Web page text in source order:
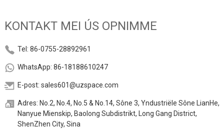
KONTAKT MEI ÚS OPNIMME
Tel: 86-0755-28892961
WhatsApp: 86-18188610247
E-post: sales601@uzspace.com
Adres: No.2, No.4, No.5 & No.14, Sône 3, Yndustriële Sône LianHe,
Nanyue Mienskip, Baolong Subdistrikt, Long Gang District,
ShenZhen City, Sina